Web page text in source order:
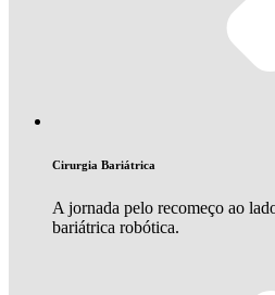
Cirurgia Bariátrica
A jornada pelo recomeço ao
bariátrica robótica.